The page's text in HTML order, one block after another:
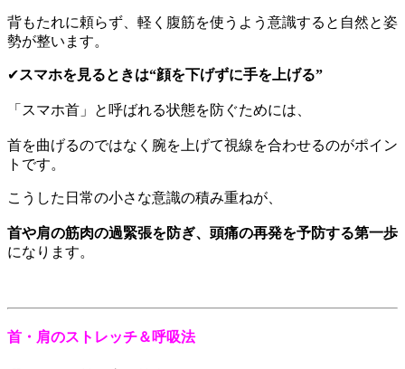
背もたれに頼らず、軽く腹筋を使うよう意識すると自然と姿
勢が整います。
✔スマホを見るときは“顔を下げずに手を上げる”
「スマホ首」と呼ばれる状態を防ぐためには、
首を曲げるのではなく腕を上げて視線を合わせるのがポイン
トです。
こうした日常の小さな意識の積み重ねが、
首や肩の筋肉の過緊張を防ぎ、頭痛の再発を予防する第一歩
になります。
首・肩のストレッチ＆呼吸法